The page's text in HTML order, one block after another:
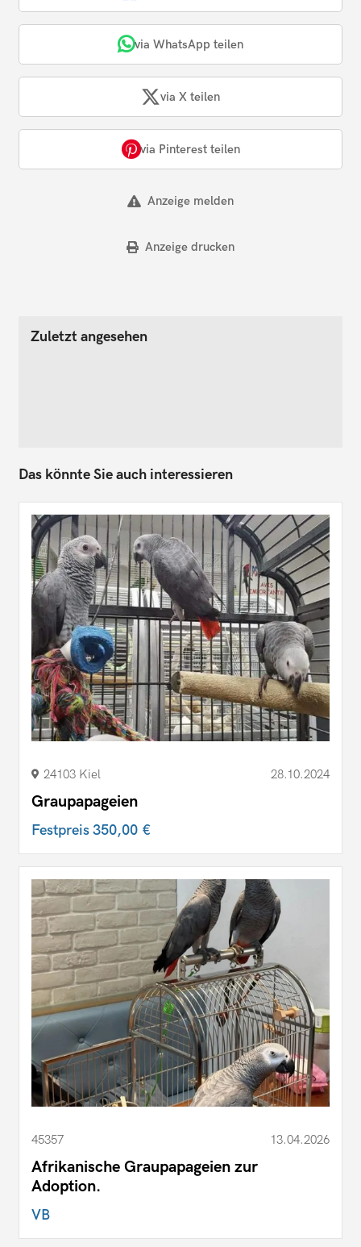
via WhatsApp teilen
via X teilen
via Pinterest teilen
Anzeige melden
Anzeige drucken
Zuletzt angesehen
Das könnte Sie auch interessieren
24103 Kiel 28.10.2024
Graupapageien
Festpreis350,00 €
45357 13.04.2026
Afrikanische Graupapageien zur
Adoption.
VB